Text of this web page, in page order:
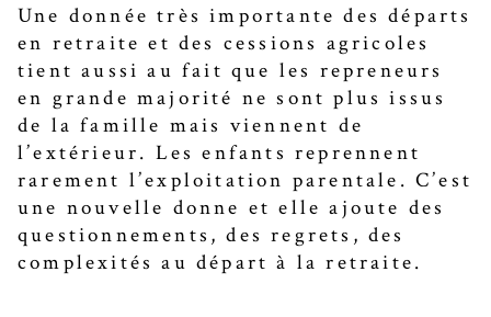
Une donnée très importante des départs
en retraite et des cessions agricoles
tient aussi au fait que les repreneurs
en grande majorité ne sont plus issus
de la famille mais viennent de
l’extérieur. Les enfants reprennent
rarement l’exploitation parentale. C’est
une nouvelle donne et elle ajoute des
questionnements, des regrets, des
complexités au départ à la retraite.